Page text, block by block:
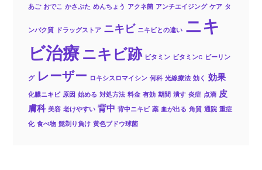
あご おでこ かさぶた めんちょう アクネ菌 アンチエイジング ケア タ
ンパク質 ドラッグストア ニキビ ニキビとの違い ニキ
ビ治療 ニキビ跡 ビタミン ビタミンC ピーリン
グ レーザー ロキシスロマイシン 何科 光線療法 効く 効果
化膿ニキビ 原因 始める 対処方法 料金 有効 期間 潰す 炎症 点滴 皮
膚科 美容 老けやすい 背中 背中ニキビ 薬 血が出る 角質 通院 重症
化 食べ物 髭剃り負け 黄色ブドウ球菌